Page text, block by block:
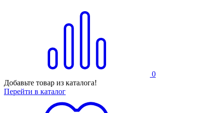
0
Добавьте товар из каталога!
Перейти в каталог